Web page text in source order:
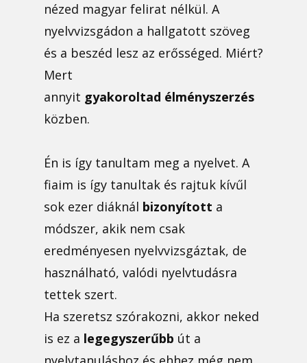
nézed magyar felirat nélkül. A
nyelvvizsgádon a hallgatott szöveg
és a beszéd lesz az erősséged. Miért?
Mert
annyit gyakoroltad élményszerzés
közben.
Én is így tanultam meg a nyelvet. A
fiaim is így tanultak és rajtuk kívűl
sok ezer diáknál bizonyított a
módszer, akik nem csak
eredményesen nyelvvizsgáztak, de
használható, valódi nyelvtudásra
tettek szert.
Ha szeretsz szórakozni, akkor neked
is ez a legegyszerűbb út a